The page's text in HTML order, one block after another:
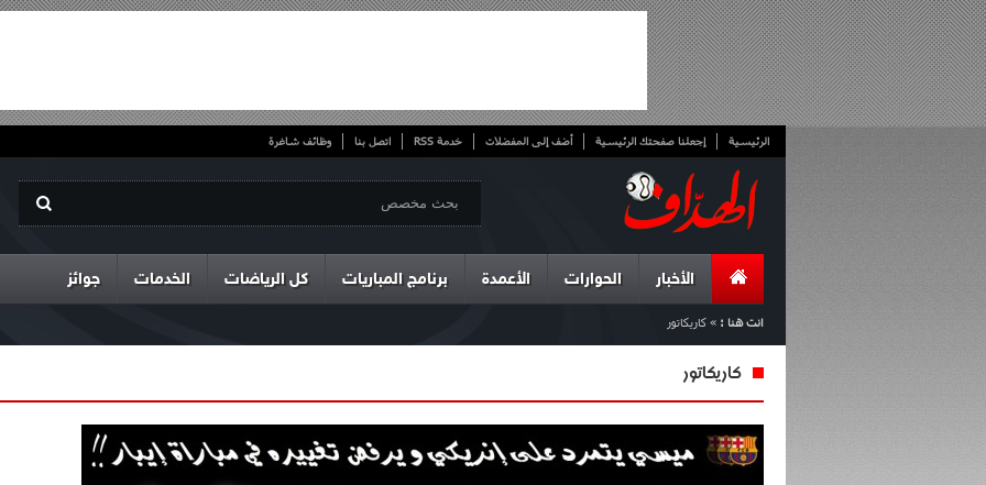
الرئيسية إجعلنا صفحتك الرئيسية أضف إلى المفضلات خدمة RSS اتصل بنا وظائف شاغرة
الأخبار الحوارات الأعمدة برنامج المباريات كل الرياضات الخدمات جوائز
انت هنا : » كاريكاتور
كاريكاتور